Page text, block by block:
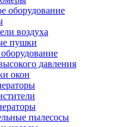
оборудование
воздуха
пушки
давления
окон
пылесосы